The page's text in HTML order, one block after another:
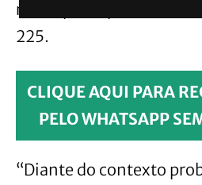
renda per capita da
225.
CLIQUE AQUI PARA
PELO WHATSAPP
“Diante do contexto